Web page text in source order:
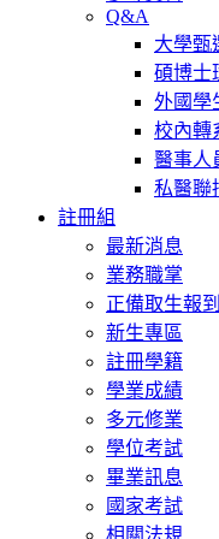
Q&A
大學甄
碩博士
外國學
校內轉
醫事人
私醫聯
註冊組
最新消息
業務職掌
正備取生報
新生專區
註冊學籍
學業成績
多元修業
學位考試
畢業訊息
國家考試
相關法規